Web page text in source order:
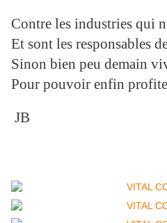
Contre les industries qui
Et sont les responsables
Sinon bien peu demain
Pour pouvoir enfin
JB